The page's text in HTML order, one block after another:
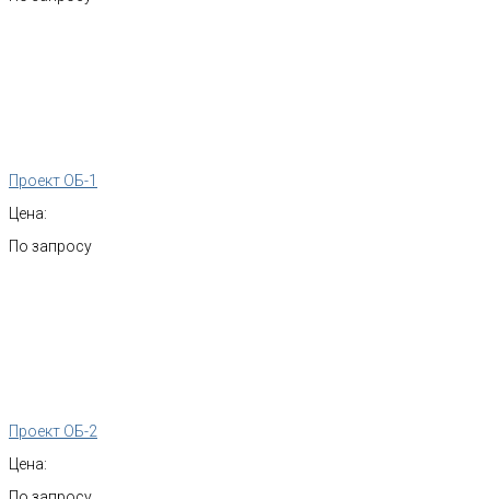
Проект ОБ-1
Цена:
По запросу
Проект ОБ-2
Цена: